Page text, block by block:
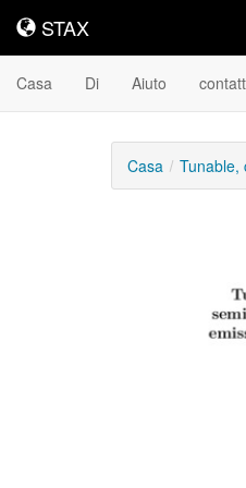
STAX
STAX
Casa Di Aiuto
Casa Tunable,